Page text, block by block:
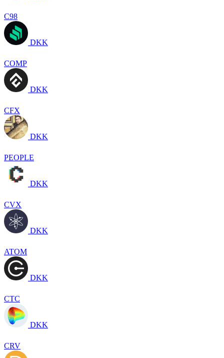
C98
DKK
COMP
DKK
CFX
DKK
PEOPLE
DKK
CVX
DKK
ATOM
DKK
CTC
DKK
CRV